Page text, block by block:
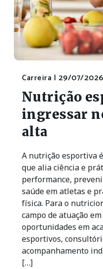
Carreira | 29/07/2026
Nutrição
ingressar
alta
A nutrição esportiva
que alia ciência e
performance,
saúde em atletas e
física. Para o
campo de atuação
oportunidades em
esportivos,
acompanhamento
[…]